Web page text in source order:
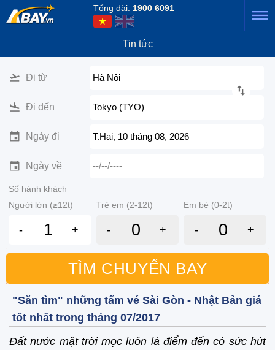
Tổng đài: 1900 6091
Tin tức
Đi từ Hà Nội
Đi đến Tokyo (TYO)
Ngày đi T.Hai, 10 tháng 08, 2026
Ngày về --/--/----
Số hành khách
Người lớn (≥12t)
Trẻ em (2-12t) Em bé (0-2t)
- + - + - +
TÌM CHUYẾN BAY
"Săn tìm" những tấm vé Sài Gòn - Nhật Bản giá
tốt nhất trong tháng 07/2017
Đất nước mặt trời mọc luôn là điểm đến có sức hút